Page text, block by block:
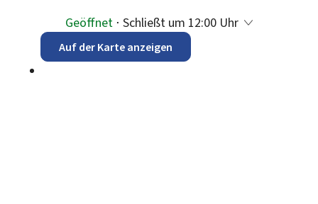
Geöffnet ⋅ Schließt um 12:00 Uhr
Auf der Karte anzeigen